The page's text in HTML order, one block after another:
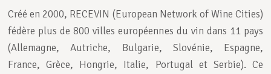
Créé en 2000, RECEVIN (European Network of Wine Cities)
fédère plus de 800 villes européennes du vin dans 11 pays
(Allemagne, Autriche, Bulgarie, Slovénie, Espagne,
France, Grèce, Hongrie, Italie, Portugal et Serbie). Ce